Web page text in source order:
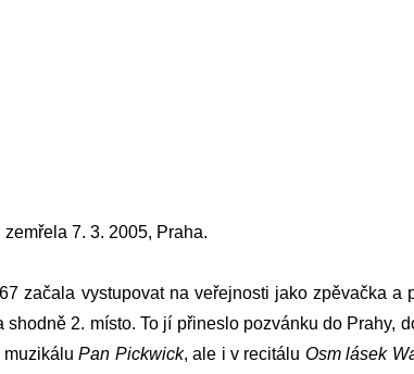
7. 3. 2005, Praha.
začala vystupovat na veřejnosti jako zpěvačka
2. místo. To jí přineslo pozvánku do Prahy,
muzikáluPan Pickwick, ale i v recitálu Osm lásek